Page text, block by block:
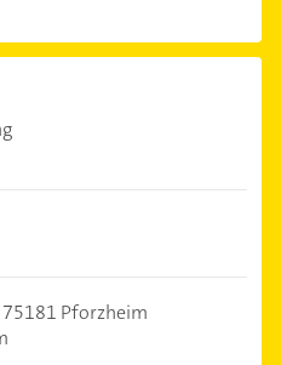
75181 Pforzheim